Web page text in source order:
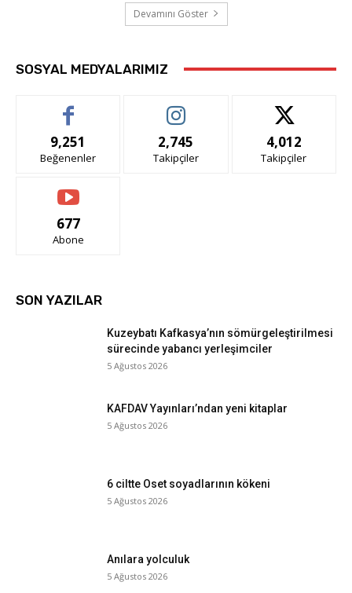
Devamını Göster
SOSYAL MEDYALARIMIZ
9,251
Beğenenler
2,745
Takipçiler
4,012
Takipçiler
677
Abone
SON YAZILAR
Kuzeybatı Kafkasya’nın sömürgeleştirilmesi
sürecinde yabancı yerleşimciler
5 Ağustos 2026
KAFDAV Yayınları’ndan yeni kitaplar
5 Ağustos 2026
6 ciltte Oset soyadlarının kökeni
5 Ağustos 2026
Anılara yolculuk
5 Ağustos 2026